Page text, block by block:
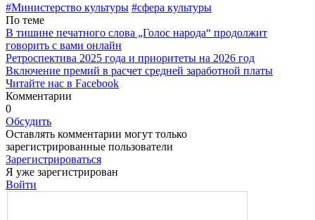
#Министерство культуры #сфера культуры
По теме
В тишине печатного слова „Голос народа“ продолжит
говорить с вами онлайн
Ретроспектива 2025 года и приоритеты на 2026 год
Включение премий в расчет средней заработной платы
Читайте нас в Facebook
Комментарии
0
Обсудить
Оставлять комментарии могут только
зарегистрированные пользователи
Зарегистрироваться
Я уже зарегистрирован
Войти